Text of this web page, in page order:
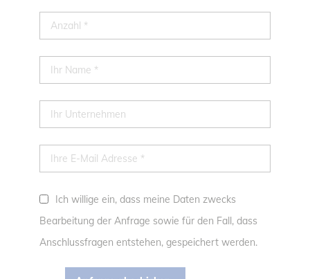
Ich willige ein, dass meine Daten zwecks
Bearbeitung der Anfrage sowie für den Fall, dass
Anschlussfragen entstehen, gespeichert werden.